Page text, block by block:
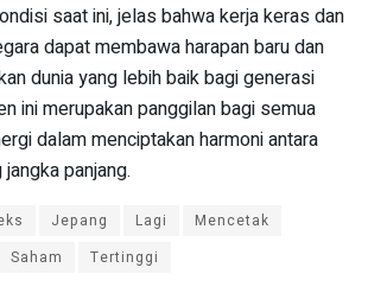
saat ini, jelas bahwa kerja keras dan
dapat membawa harapan baru dan
dunia yang lebih baik bagi generasi
ini merupakan panggilan bagi semua
dalam menciptakan harmoni antara
panjang.
Jepang Lagi
Mencetak
Saham Tertinggi